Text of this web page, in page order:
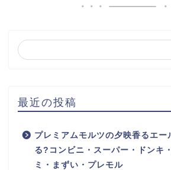
最近の投稿
プレミアムモルツの夕映香るエー
る?コンビニ・スーパー・ドンキ
ミ・まずい・プレモル